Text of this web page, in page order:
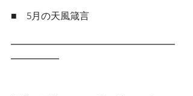
■　5月の天風箴言
━━━━━━━━━━━━━━━━━
━━━━━